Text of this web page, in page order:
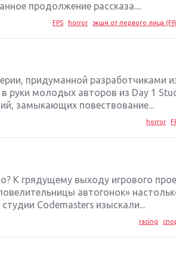
продолжение рассказа....
FPS horror экшн от первого лица
придуманной разработчиками
руки молодых авторов из Day 1
замыкающих повествование...
horror
К грядущему выходу игрового
автогонок»
Codemasters изыскали...
racing